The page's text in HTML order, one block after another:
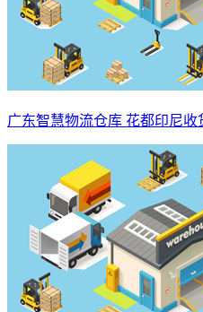
广东智慧物流仓库 花都印尼收